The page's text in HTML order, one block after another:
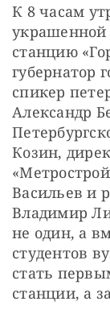
К 8 часам
украшенной
станцию
губернатор
спикер
Александр
Козин,
Васильев и
Владимир
не один, а
студентов
стать
станции, а